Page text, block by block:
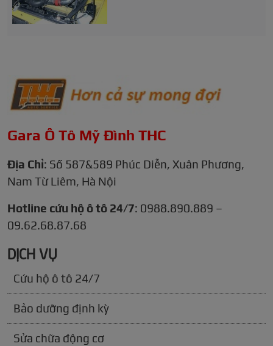
Gara Ô Tô Mỹ Đình THC
Địa Chỉ: Số 587&589 Phúc Diễn, Xuân Phương,
Nam Từ Liêm, Hà Nội
Hotline cứu hộ ô tô 24/7: 0988.890.889 –
09.62.68.87.68
DỊCH VỤ
Cứu hộ ô tô 24/7
Bảo dưỡng định kỳ
Sửa chữa động cơ